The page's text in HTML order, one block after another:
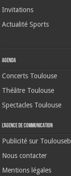
Invitations
Actualité Sports
Agenda
Concerts Toulouse
Théâtre Toulouse
Spectacles Toulouse
L’agence de communication
Publicité sur
Nous contacter
Mentions légales